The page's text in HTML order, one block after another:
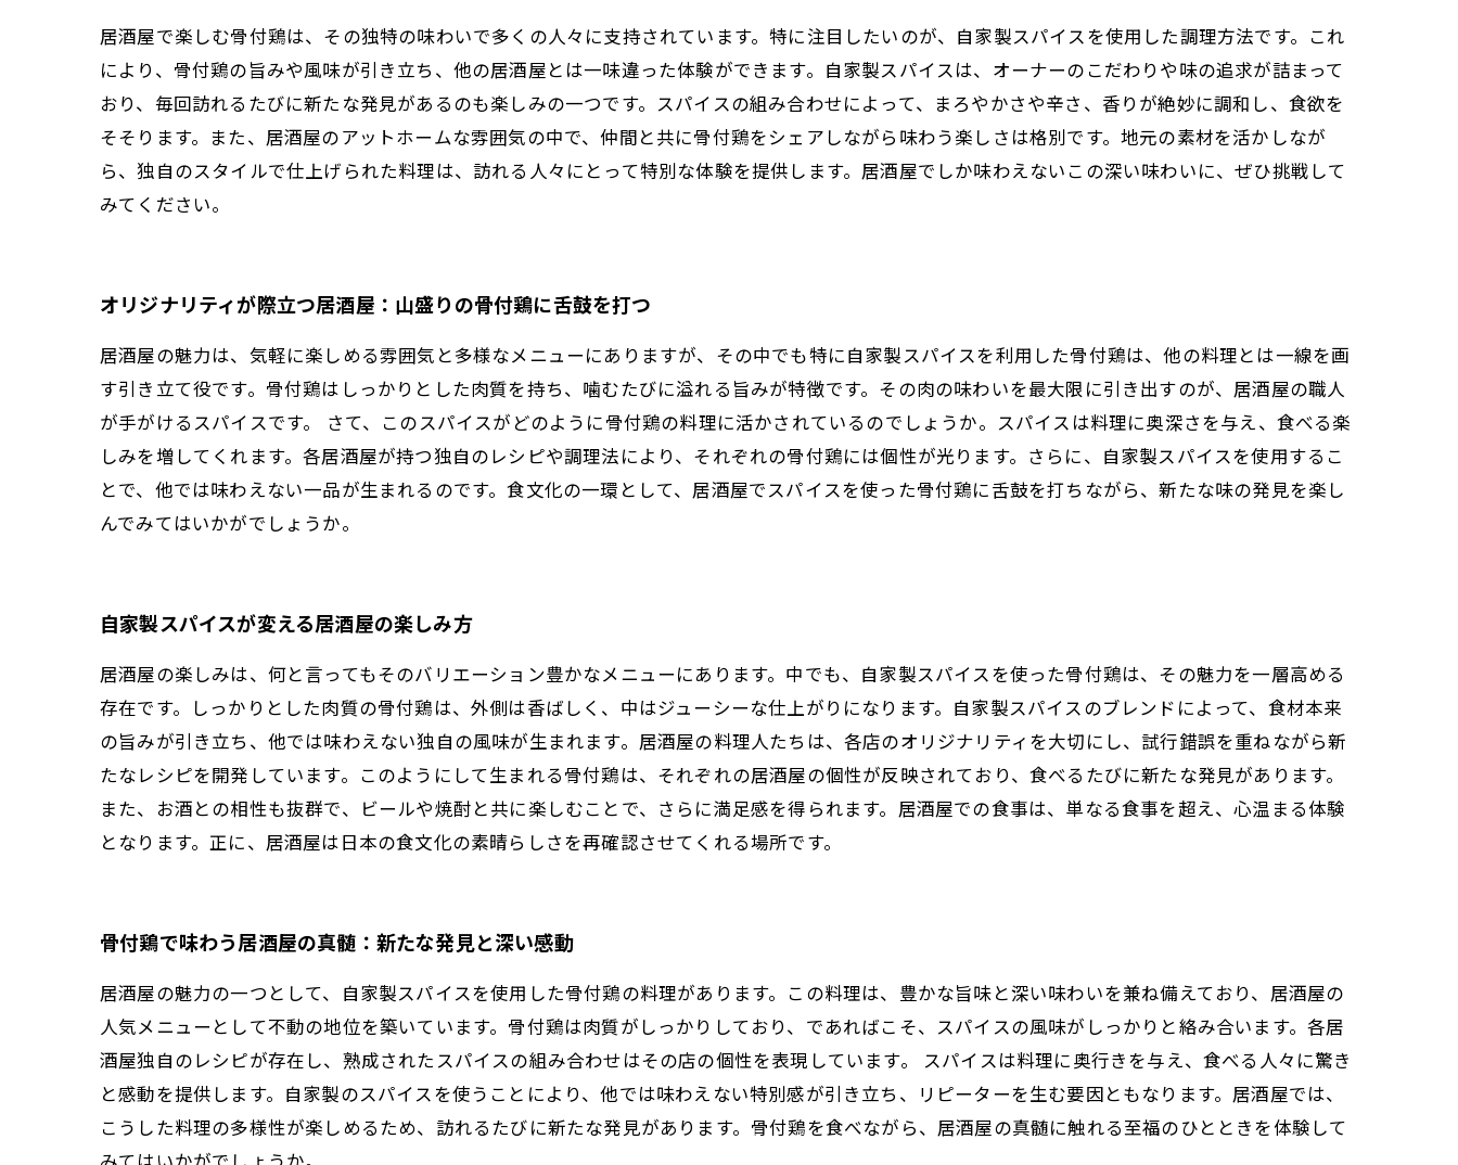
居酒屋で楽しむ骨付鶏は、その独特の味わいで多くの人々に支持されています。特に注目したいのが、自家製スパイスを使用した調理方法です。これ
により、骨付鶏の旨みや風味が引き立ち、他の居酒屋とは一味違った体験ができます。自家製スパイスは、オーナーのこだわりや味の追求が詰まって
おり、毎回訪れるたびに新たな発見があるのも楽しみの一つです。スパイスの組み合わせによって、まろやかさや辛さ、香りが絶妙に調和し、食欲を
そそります。また、居酒屋のアットホームな雰囲気の中で、仲間と共に骨付鶏をシェアしながら味わう楽しさは格別です。地元の素材を活かしなが
ら、独自のスタイルで仕上げられた料理は、訪れる人々にとって特別な体験を提供します。居酒屋でしか味わえないこの深い味わいに、ぜひ挑戦して
みてください。
オリジナリティが際立つ居酒屋：山盛りの骨付鶏に舌鼓を打つ
居酒屋の魅力は、気軽に楽しめる雰囲気と多様なメニューにありますが、その中でも特に自家製スパイスを利用した骨付鶏は、他の料理とは一線を画
す引き立て役です。骨付鶏はしっかりとした肉質を持ち、噛むたびに溢れる旨みが特徴です。その肉の味わいを最大限に引き出すのが、居酒屋の職人
が手がけるスパイスです。 さて、このスパイスがどのように骨付鶏の料理に活かされているのでしょうか。スパイスは料理に奥深さを与え、食べる楽
しみを増してくれます。各居酒屋が持つ独自のレシピや調理法により、それぞれの骨付鶏には個性が光ります。さらに、自家製スパイスを使用するこ
とで、他では味わえない一品が生まれるのです。食文化の一環として、居酒屋でスパイスを使った骨付鶏に舌鼓を打ちながら、新たな味の発見を楽し
んでみてはいかがでしょうか。
自家製スパイスが変える居酒屋の楽しみ方
居酒屋の楽しみは、何と言ってもそのバリエーション豊かなメニューにあります。中でも、自家製スパイスを使った骨付鶏は、その魅力を一層高める
存在です。しっかりとした肉質の骨付鶏は、外側は香ばしく、中はジューシーな仕上がりになります。自家製スパイスのブレンドによって、食材本来
の旨みが引き立ち、他では味わえない独自の風味が生まれます。居酒屋の料理人たちは、各店のオリジナリティを大切にし、試行錯誤を重ねながら新
たなレシピを開発しています。このようにして生まれる骨付鶏は、それぞれの居酒屋の個性が反映されており、食べるたびに新たな発見があります。
また、お酒との相性も抜群で、ビールや焼酎と共に楽しむことで、さらに満足感を得られます。居酒屋での食事は、単なる食事を超え、心温まる体験
となります。正に、居酒屋は日本の食文化の素晴らしさを再確認させてくれる場所です。
骨付鶏で味わう居酒屋の真髄：新たな発見と深い感動
居酒屋の魅力の一つとして、自家製スパイスを使用した骨付鶏の料理があります。この料理は、豊かな旨味と深い味わいを兼ね備えており、居酒屋の
人気メニューとして不動の地位を築いています。骨付鶏は肉質がしっかりしており、であればこそ、スパイスの風味がしっかりと絡み合います。各居
酒屋独自のレシピが存在し、熟成されたスパイスの組み合わせはその店の個性を表現しています。 スパイスは料理に奥行きを与え、食べる人々に驚き
と感動を提供します。自家製のスパイスを使うことにより、他では味わえない特別感が引き立ち、リピーターを生む要因ともなります。居酒屋では、
こうした料理の多様性が楽しめるため、訪れるたびに新たな発見があります。骨付鶏を食べながら、居酒屋の真髄に触れる至福のひとときを体験して